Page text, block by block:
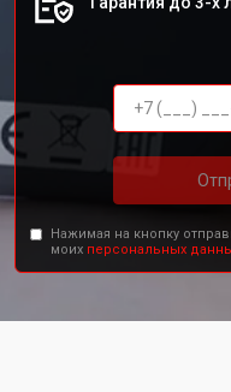
Нажимая на кнопку
моих персональных